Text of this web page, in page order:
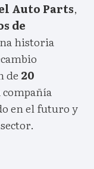
Auto Parts,
de
historia
de 20
compañía
en el futuro y